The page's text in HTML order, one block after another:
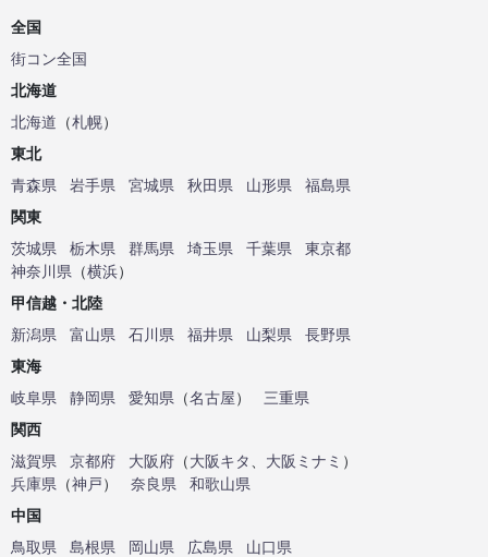
全国
街コン全国
北海道
北海道 （札幌）
東北
青森県
岩手県 宮城県 秋田県 山形県
福島県
関東
茨城県
栃木県 群馬県 埼玉県 千葉県
東京都
神奈川県 （横浜）
甲信越・北陸
新潟県
富山県 石川県 福井県 山梨県
長野県
東海
岐阜県
静岡県 愛知県 （名古屋）
三重県
関西
滋賀県
京都府 大阪府 （大阪キタ 大阪ミナミ ）
兵庫県 （神戸） 奈良県
和歌山県
中国
鳥取県
島根県 岡山県 広島県
山口県